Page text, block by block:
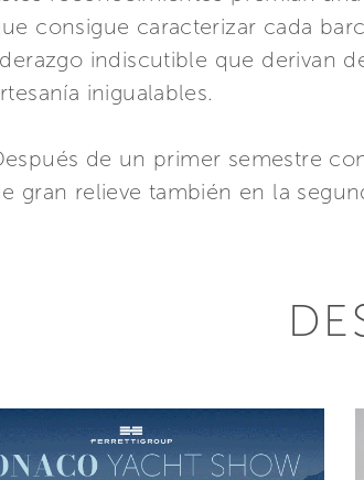
consigue caracterizar cada
indiscutible que derivan
inigualables.
de un primer semestre
gran relieve también en la